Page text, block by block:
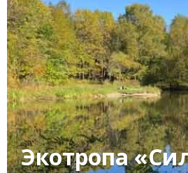
Экотропа